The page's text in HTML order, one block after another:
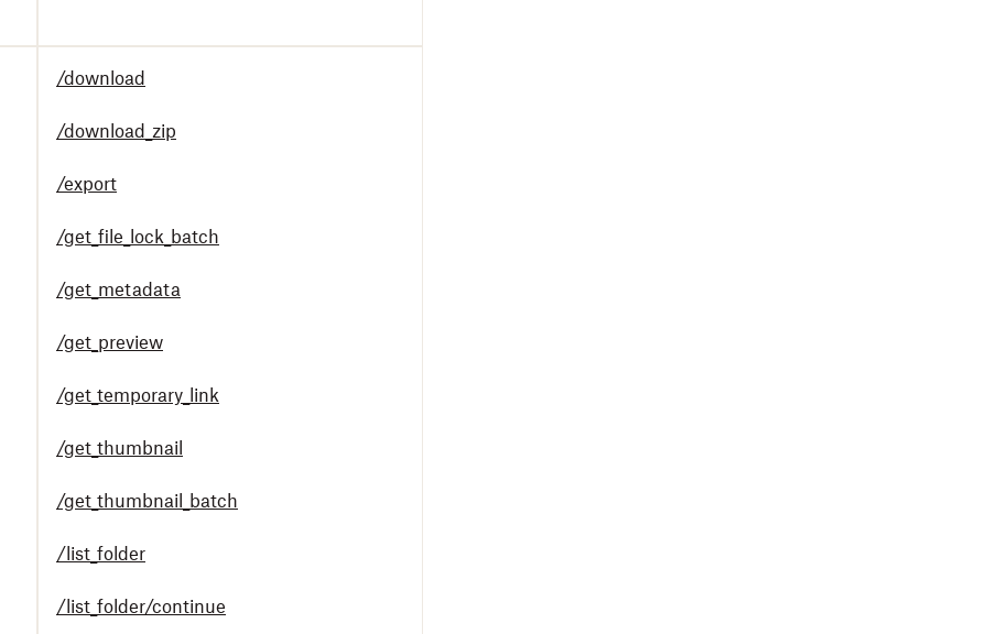
/download
/download_zip
/export
/get_file_lock_batch
/get_metadata
/get_preview
/get_temporary_link
/get_thumbnail
/get_thumbnail_batch
/list_folder
/list_folder/continue